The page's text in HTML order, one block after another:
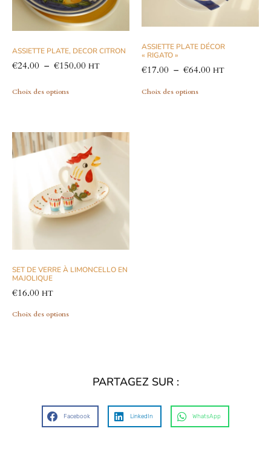
ASSIETTE PLATE, DECOR CITRON
€24.00 – €150.00 HT
Choix des options
ASSIETTE PLATE DÉCOR
« RIGATO »
€17.00 – €64.00 HT
Choix des options
SET DE VERRE À LIMONCELLO EN
MAJOLIQUE
€16.00 HT
Choix des options
PARTAGEZ SUR :
Facebook LinkedIn WhatsApp